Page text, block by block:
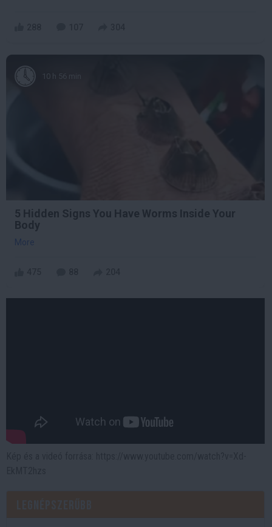
10 h 56 min
5 Hidden Signs You Have Worms Inside Your
Body
More